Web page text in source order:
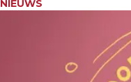
NIEUWS